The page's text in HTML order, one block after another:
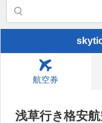
航空券
浅草行き格安